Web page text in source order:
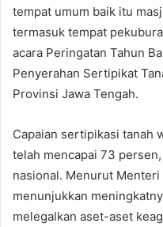
tempat umum baik itu
termasuk tempat
acara Peringatan Tahun
Penyerahan Sertipikat
Provinsi Jawa Tengah.
Capaian sertipikasi tanah
telah mencapai 73
nasional. Menurut
menunjukkan
melegalkan aset-aset